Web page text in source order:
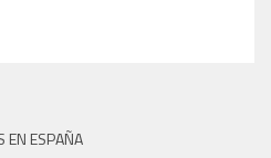
EN ESPAÑA